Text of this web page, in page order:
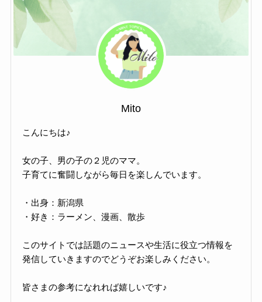
Mito
こんにちは♪
女の子、男の子の２児のママ。
子育てに奮闘しながら毎日を楽しんでいます。
・出身：新潟県
・好き：ラーメン、漫画、散歩
このサイトでは話題のニュースや生活に役立つ情報を
発信していきますのでどうぞお楽しみください。
皆さまの参考になれれば嬉しいです♪